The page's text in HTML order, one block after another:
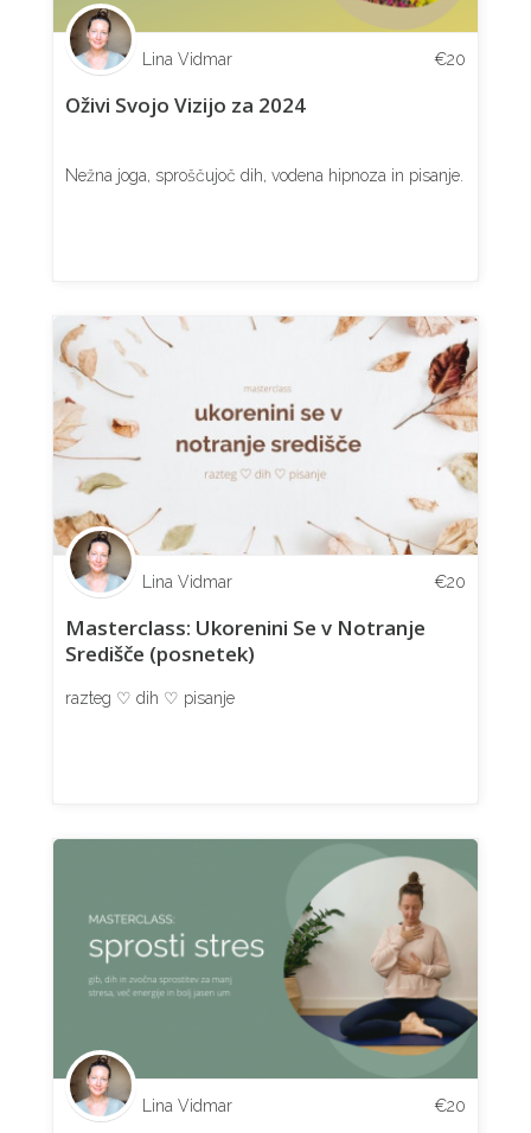
Lina Vidmar €20
Oživi Svojo Vizijo za 2024
Nežna joga, sproščujoč dih, vodena hipnoza in pisanje.
Lina Vidmar €20
Masterclass: Ukorenini Se v Notranje
Središče (posnetek)
razteg ♡ dih ♡ pisanje
Lina Vidmar €20